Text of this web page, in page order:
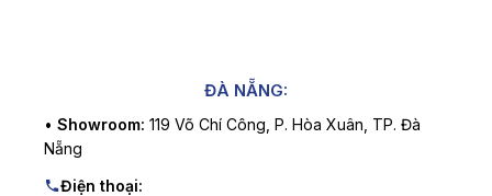
ĐÀ NẴNG:
• Showroom: 119 Võ Chí Công, P. Hòa Xuân, TP. Đà
Nẵng
Điện thoại: